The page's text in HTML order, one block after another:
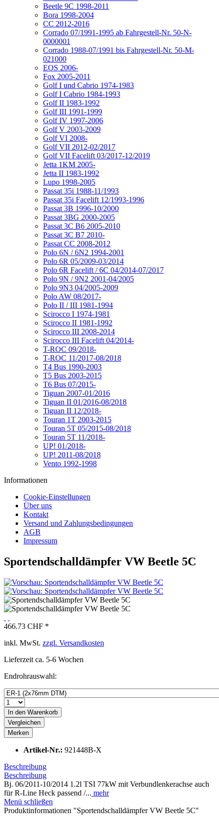
Beetle 9C 1998-2011
Bora 1998-2004
CC 2012-2016
Corrado 07/1991-1995 ab Fahrgestell-Nr. 50-N-
0000001
Corrado 1988-07/1991 bis Fahrgestell-Nr. 50-M-
021000
EOS 2006-
Fox 2005-2011
Golf I und Cabrio 1974-1983
Golf I Cabrio 1984-1993
Golf II 1983-1992
Golf III 1991-1999
Golf IV 1997-2006
Golf V 2003-2009
Golf VI 2008-
Golf VII 2012-02/2017
Golf VII Facelift 03/2017-12/2019
Jetta 1KM 2005-
Jetta II 1983-1992
Lupo 1998-2005
Passat 35i 1988-11/1993
Passat 35i Facelift 12/1993-1996
Passat 3B 1996-10/2000
Passat 3BG 2000-2005
Passat 3C B6 2005-2010
Passat 3C B7 2010-
Passat CC 2008-2012
Polo 6N / 6N2 1994-2001
Polo 6R 05/2009-03/2014
Polo 6R Facelift / 6C 04/2014-07/2017
Polo 9N / 9N2 2001-04/2005
Polo 9N3 04/2005-2009
Polo AW 08/2017-
Polo II / III 1981-1994
Scirocco I 1974-1981
Scirocco II 1981-1992
Scirocco III 2008-2014
Scirocco III Facelift 04/2014-
T-ROC 09/2018-
T-ROC 11/2017-08/2018
T4 Bus 1990-2003
T5 Bus 2003-2015
T6 Bus 07/2015-
Tiguan 2007-01/2016
Tiguan II 01/2016-08/2018
Tiguan II 12/2018-
Touran 1T 2003-2015
Touran 5T 05/2015-08/2018
Touran 5T 11/2018-
UP! 01/2018-
UP! 2011-08/2018
Vento 1992-1998
Informationen
Cookie-Einstellungen
Über uns
Kontakt
Versand und Zahlungsbedingungen
AGB
Impressum
Sportendschalldämpfer VW Beetle 5C
466.73 CHF *
inkl. MwSt. zzgl. Versandkosten
Lieferzeit ca. 5-6 Wochen
Endrohrauswahl:
In den Warenkorb
Vergleichen
Merken
Artikel-Nr.: 921448B-X
Beschreibung
Beschreibung
Bj. 06/2011-10/2014 1.2l TSI 77kW mit Verbundlenkerachse auch
für R-Line Heck passend /... mehr
Menü schließen
Produktinformationen "Sportendschalldämpfer VW Beetle 5C"